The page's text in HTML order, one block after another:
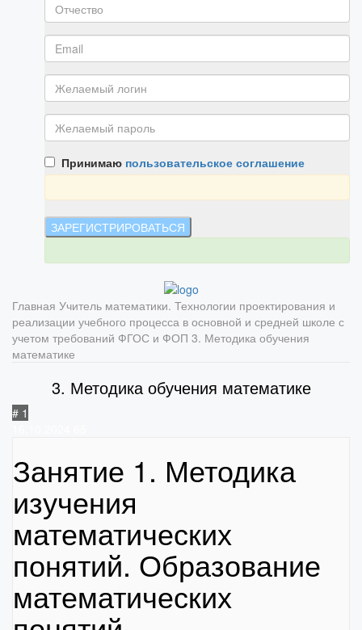
Принимаю пользовательское соглашение
Главная Учитель математики. Технологии проектирования и
реализации учебного процесса в основной и средней школе с
учетом требований ФГОС и ФОП 3. Методика обучения
математике
3. Методика обучения математике
# 1
Занятие 1. Методика
изучения
математических
понятий. Образование
математических